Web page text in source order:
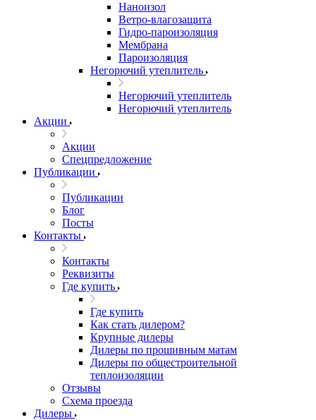
Наноизол
Ветро-влагозащита
Гидро-пароизоляция
Мембрана
Пароизоляция
Негорючий утеплитель
Негорючий утеплитель
Негорючий утеплитель
Акции
Акции
Спецпредложение
Публикации
Публикации
Блог
Посты
Контакты
Контакты
Реквизиты
Где купить
Где купить
Как стать дилером?
Крупные дилеры
Дилеры по прошивным матам
Дилеры по общестроительной
теплоизоляции
Отзывы
Схема проезда
Дилеры